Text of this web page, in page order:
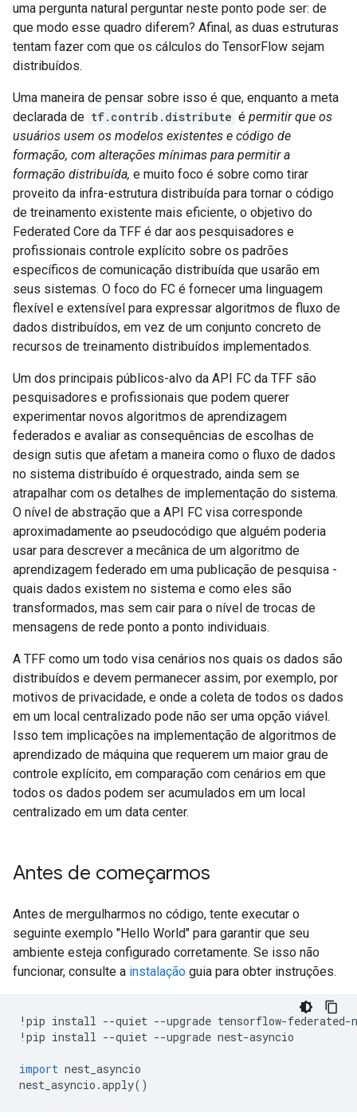
uma pergunta natural perguntar neste ponto pode ser: de
que modo esse quadro diferem? Afinal, as duas estruturas
tentam fazer com que os cálculos do TensorFlow sejam
distribuídos.
Uma maneira de pensar sobre isso é que, enquanto a meta
declarada de tf.contrib.distribute é permitir que os
usuários usem os modelos existentes e código de
formação, com alterações mínimas para permitir a
formação distribuída, e muito foco é sobre como tirar
proveito da infra-estrutura distribuída para tornar o código
de treinamento existente mais eficiente, o objetivo do
Federated Core da TFF é dar aos pesquisadores e
profissionais controle explícito sobre os padrões
específicos de comunicação distribuída que usarão em
seus sistemas. O foco do FC é fornecer uma linguagem
flexível e extensível para expressar algoritmos de fluxo de
dados distribuídos, em vez de um conjunto concreto de
recursos de treinamento distribuídos implementados.
Um dos principais públicos-alvo da API FC da TFF são
pesquisadores e profissionais que podem querer
experimentar novos algoritmos de aprendizagem
federados e avaliar as consequências de escolhas de
design sutis que afetam a maneira como o fluxo de dados
no sistema distribuído é orquestrado, ainda sem se
atrapalhar com os detalhes de implementação do sistema.
O nível de abstração que a API FC visa corresponde
aproximadamente ao pseudocódigo que alguém poderia
usar para descrever a mecânica de um algoritmo de
aprendizagem federado em uma publicação de pesquisa -
quais dados existem no sistema e como eles são
transformados, mas sem cair para o nível de trocas de
mensagens de rede ponto a ponto individuais.
A TFF como um todo visa cenários nos quais os dados são
distribuídos e devem permanecer assim, por exemplo, por
motivos de privacidade, e onde a coleta de todos os dados
em um local centralizado pode não ser uma opção viável.
Isso tem implicações na implementação de algoritmos de
aprendizado de máquina que requerem um maior grau de
controle explícito, em comparação com cenários em que
todos os dados podem ser acumulados em um local
centralizado em um data center.
Antes de começarmos
Antes de mergulharmos no código, tente executar o
seguinte exemplo "Hello World" para garantir que seu
ambiente esteja configurado corretamente. Se isso não
funcionar, consulte a instalação guia para obter instruções.
! pip install --quiet --upgrade tensorflow-federated-
! pip install --quiet --upgrade nest-asyncio
import nest_asyncio
nest_asyncio .apply()